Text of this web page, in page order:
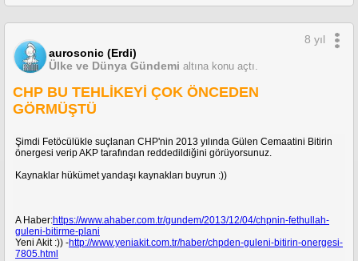
aurosonic (Erdi)
Ülke ve Dünya Gündemi altına konu açtı.
8 yıl
CHP BU TEHLİKEYİ ÇOK ÖNCEDEN
GÖRMÜŞTÜ
Şimdi Fetöcülükle suçlanan CHP'nin 2013 yılında Gülen Cemaatini Bitirin
önergesi verip AKP tarafından reddedildiğini görüyorsunuz.
Kaynaklar hükümet yandaşı kaynakları buyrun :))
A Haber:https://www.ahaber.com.tr/gundem/2013/12/04/chpnin-fethullah-
guleni-bitirme-plani
Yeni Akit :)) -http://www.yeniakit.com.tr/haber/chpden-guleni-bitirin-onergesi-
7805.html